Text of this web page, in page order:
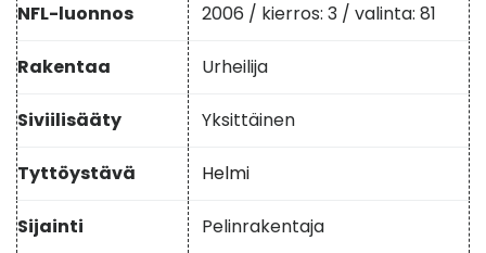
NFL-luonnos 2006 / kierros: 3 / valinta: 81
Rakentaa Urheilija
Siviilisääty Yksittäinen
Tyttöystävä Helmi
Sijainti Pelinrakentaja